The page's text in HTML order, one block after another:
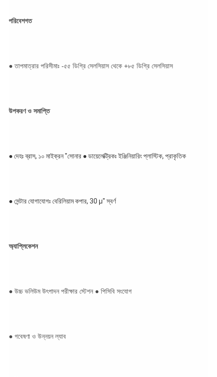
পরিবেশগত
● তাপমাত্রার পরিসীমাঃ -৫৫ ডিগ্রি সেলসিয়াস থেকে +৮৫ ডিগ্রি সেলসিয়াস
উপকরণ ও সমাপ্তি
● দেহঃ ব্রাস, ১০ মাইক্রন "সোনার ● ডায়েলেক্ট্রিকঃ ইঞ্জিনিয়ারিং প্লাস্টিক, প্রাকৃতিক
● সেন্টার যোগাযোগঃ বেরিলিয়াম কপার, 30 μ" স্বর্ণ
অ্যাপ্লিকেশন
● উচ্চ ভলিউম উৎপাদন পরীক্ষার স্টেশন ● পিসিবি সংযোগ
● গবেষণা ও উন্নয়ন ল্যাব